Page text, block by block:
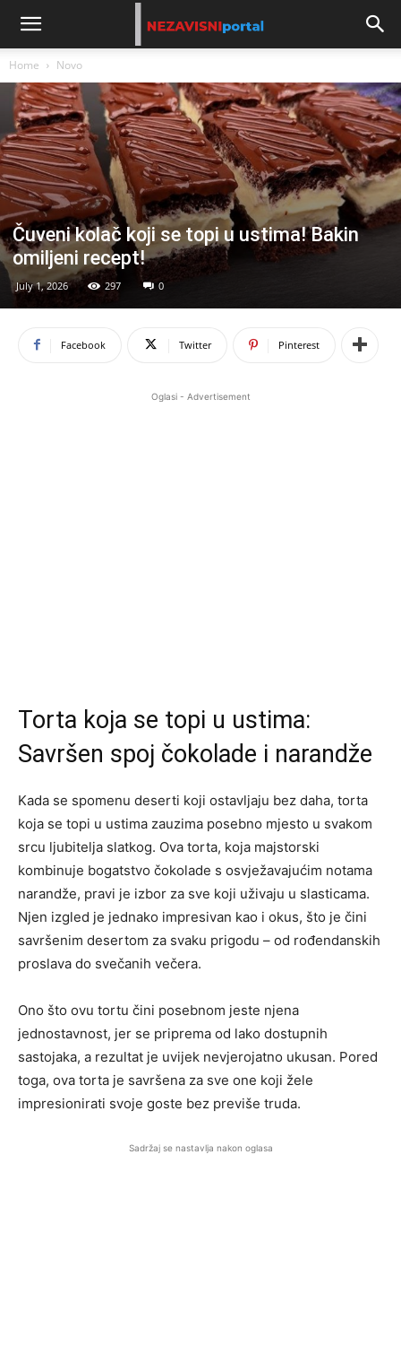
Home Novo
Čuveni kolač koji se topi u ustima! Bakin
omiljeni recept!
July 1, 2026 297 0
Facebook Twitter Pinterest
Oglasi - Advertisement
Torta koja se topi u ustima:
Savršen spoj čokolade i narandže
Kada se spomenu deserti koji ostavljaju bez daha, torta
koja se topi u ustima zauzima posebno mjesto u svakom
srcu ljubitelja slatkog. Ova torta, koja majstorski
kombinuje bogatstvo čokolade s osvježavajućim notama
narandže, pravi je izbor za sve koji uživaju u slasticama.
Njen izgled je jednako impresivan kao i okus, što je čini
savršenim desertom za svaku prigodu – od rođendanskih
proslava do svečanih večera.
Ono što ovu tortu čini posebnom jeste njena
jednostavnost, jer se priprema od lako dostupnih
sastojaka, a rezultat je uvijek nevjerojatno ukusan. Pored
toga, ova torta je savršena za sve one koji žele
impresionirati svoje goste bez previše truda.
Sadržaj se nastavlja nakon oglasa